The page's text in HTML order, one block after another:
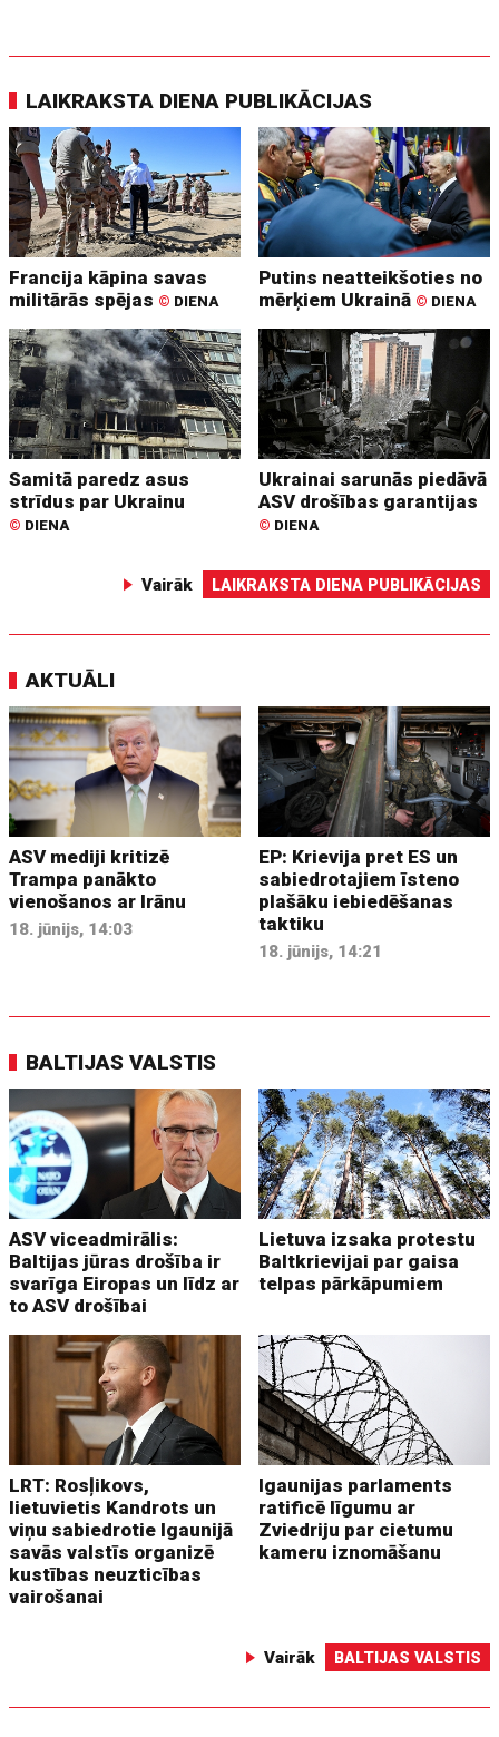
LAIKRAKSTA DIENA PUBLIKĀCIJAS
Francija kāpina savas
militārās spējas © DIENA
Putins neatteikšoties no
mērķiem Ukrainā © DIENA
Samitā paredz asus
strīdus par Ukrainu
© DIENA
Ukrainai sarunās piedāvā
ASV drošības garantijas
© DIENA
Vairāk LAIKRAKSTA DIENA PUBLIKĀCIJAS
AKTUĀLI
ASV mediji kritizē
Trampa panākto
vienošanos ar Irānu
18. jūnijs, 14:03
EP: Krievija pret ES un
sabiedrotajiem īsteno
plašāku iebiedēšanas
taktiku
18. jūnijs, 14:21
BALTIJAS VALSTIS
ASV viceadmirālis:
Baltijas jūras drošība ir
svarīga Eiropas un līdz ar
to ASV drošībai
Lietuva izsaka protestu
Baltkrievijai par gaisa
telpas pārkāpumiem
LRT: Rosļikovs,
lietuvietis Kandrots un
viņu sabiedrotie Igaunijā
savās valstīs organizē
kustības neuzticības
vairošanai
Igaunijas parlaments
ratificē līgumu ar
Zviedriju par cietumu
kameru iznomāšanu
Vairāk BALTIJAS VALSTIS